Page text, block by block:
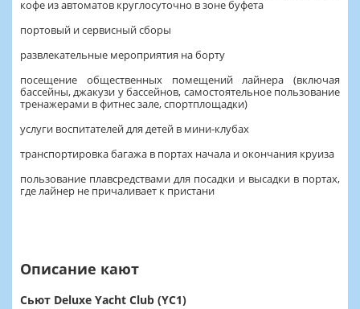
кофе из автоматов круглосуточно в зоне буфета
портовый и сервисный сборы
развлекательные мероприятия на борту
посещение общественных помещений лайнера (включая
бассейны, джакузи у бассейнов, самостоятельное пользование
тренажерами в фитнес зале, спортплощадки)
услуги воспитателей для детей в мини-клубах
транспортировка багажа в портах начала и окончания круиза
пользование плавсредствами для посадки и высадки в портах,
где лайнер не причаливает к пристани
Описание кают
Сьют Deluxe Yacht Club (YC1)